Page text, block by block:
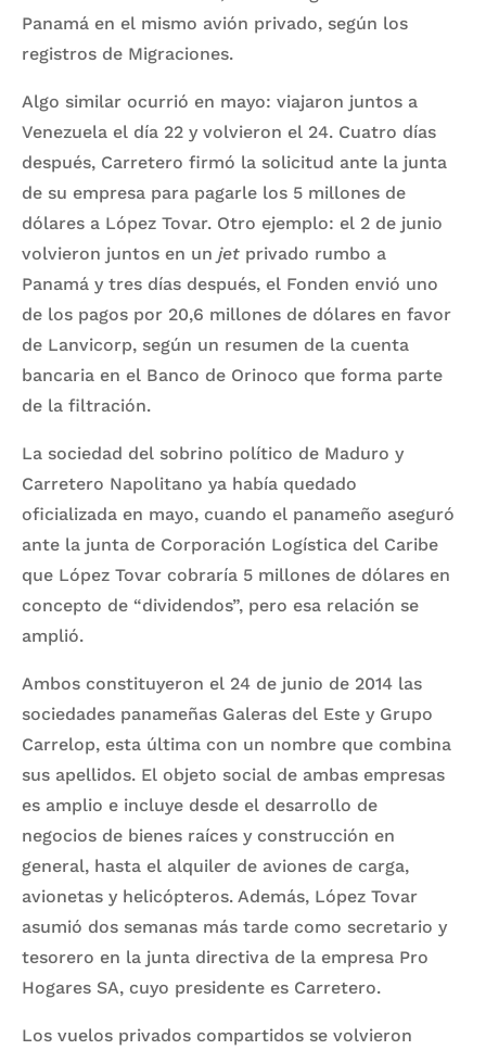
Panamá en el mismo avión privado, según los
registros de Migraciones.
Algo similar ocurrió en mayo: viajaron juntos a
Venezuela el día 22 y volvieron el 24. Cuatro días
después, Carretero firmó la solicitud ante la junta
de su empresa para pagarle los 5 millones de
dólares a López Tovar. Otro ejemplo: el 2 de junio
volvieron juntos en un jet privado rumbo a
Panamá y tres días después, el Fonden envió uno
de los pagos por 20,6 millones de dólares en favor
de Lanvicorp, según un resumen de la cuenta
bancaria en el Banco de Orinoco que forma parte
de la filtración.
La sociedad del sobrino político de Maduro y
Carretero Napolitano ya había quedado
oficializada en mayo, cuando el panameño aseguró
ante la junta de Corporación Logística del Caribe
que López Tovar cobraría 5 millones de dólares en
concepto de “dividendos”, pero esa relación se
amplió.
Ambos constituyeron el 24 de junio de 2014 las
sociedades panameñas Galeras del Este y Grupo
Carrelop, esta última con un nombre que combina
sus apellidos. El objeto social de ambas empresas
es amplio e incluye desde el desarrollo de
negocios de bienes raíces y construcción en
general, hasta el alquiler de aviones de carga,
avionetas y helicópteros. Además, López Tovar
asumió dos semanas más tarde como secretario y
tesorero en la junta directiva de la empresa Pro
Hogares SA, cuyo presidente es Carretero.
Los vuelos privados compartidos se volvieron